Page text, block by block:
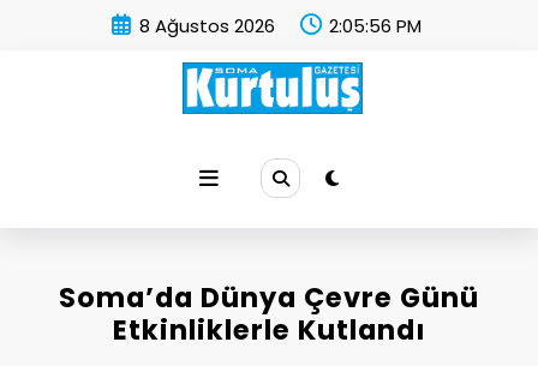
8 Ağustos 2026 2:05:57 PM
Soma’da Dünya Çevre Günü
Etkinliklerle Kutlandı